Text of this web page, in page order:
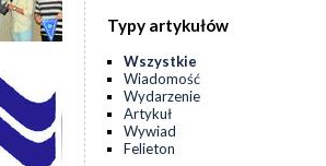
Typy artykułów
Wszystkie
Wiadomość
Wydarzenie
Artykuł
Wywiad
Felieton